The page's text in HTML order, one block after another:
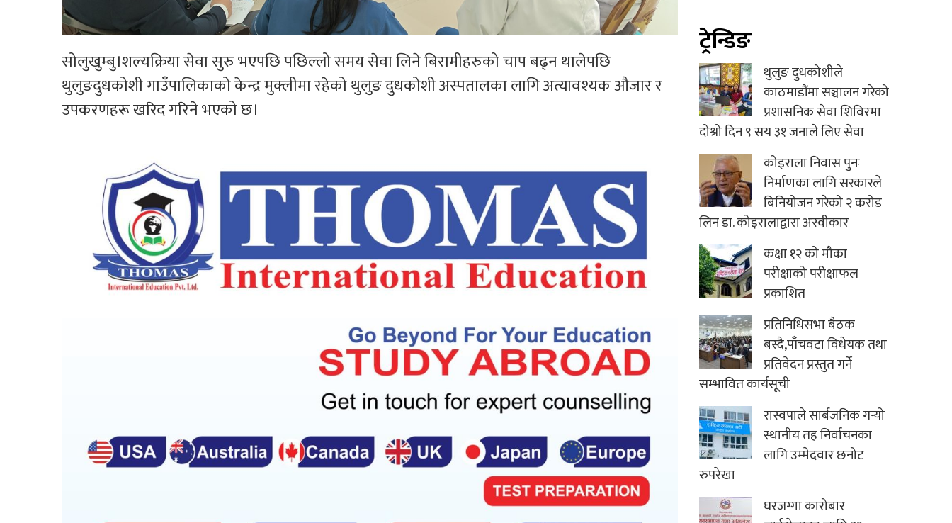
सोलुखुम्बु।शल्यक्रिया सेवा सुरु भएपछि पछिल्लो समय सेवा लिने बिरामीहरुको चाप बढ्न थालेपछि
थुलुङदुधकोशी गाउँपालिकाको केन्द्र मुक्लीमा रहेको थुलुङ दुधकोशी अस्पतालका लागि अत्यावश्यक औजार र
उपकरणहरू खरिद गरिने भएको छ।
ट्रेन्डिङ
थुलुङ दुधकोशीले
काठमाडौंमा सञ्चालन गरेको
प्रशासनिक सेवा शिविरमा
दोश्रो दिन ९ सय ३१ जनाले लिए सेवा
कोइराला निवास पुनः
निर्माणका लागि सरकारले
बिनियोजन गरेको २ करोड
लिन डा. कोइरालाद्वारा अस्वीकार
कक्षा १२ को मौका
परीक्षाको परीक्षाफल
प्रकाशित
प्रतिनिधिसभा बैठक
बस्दै,पाँचवटा विधेयक तथा
प्रतिवेदन प्रस्तुत गर्ने
सम्भावित कार्यसूची
रास्वपाले सार्बजनिक गर्‍यो
स्थानीय तह निर्वाचनका
लागि उम्मेदवार छनोट
रुपरेखा
घरजग्गा कारोबार